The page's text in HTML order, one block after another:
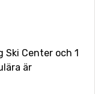
Ski Center och 1
är